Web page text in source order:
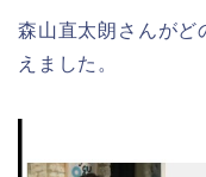
森山直太朗さんがど
えました。